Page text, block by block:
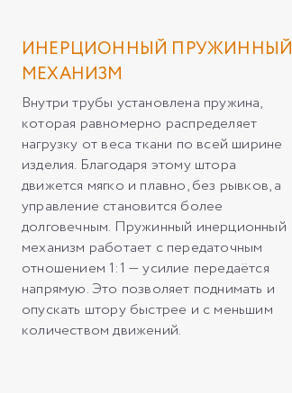
ИНЕРЦИОННЫЙ ПРУЖИННЫЙ
МЕХАНИЗМ
Внутри трубы установлена пружина,
которая равномерно распределяет
нагрузку от веса ткани по всей ширине
изделия. Благодаря этому штора
движется мягко и плавно, без рывков, а
управление становится более
долговечным. Пружинный инерционный
механизм работает с передаточным
отношением 1:1 — усилие передаётся
напрямую. Это позволяет поднимать и
опускать штору быстрее и с меньшим
количеством движений.